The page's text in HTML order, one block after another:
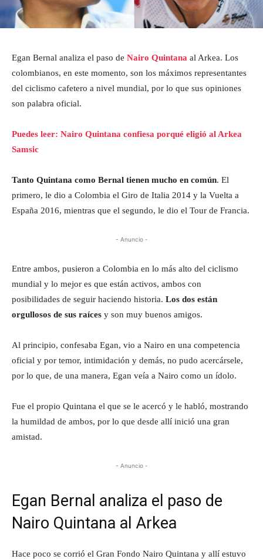
Egan Bernal analiza el paso de Nairo Quintana al Arkea. Los
colombianos, en este momento, son los máximos representantes
del ciclismo cafetero a nivel mundial, por lo que sus opiniones
son palabra oficial.
Puedes leer: Nairo Quintana confiesa porqué eligió al Arkea
Samsic
Tanto Quintana como Bernal tienen mucho en común. El
primero, le dio a Colombia el Giro de Italia 2014 y la Vuelta a
España 2016, mientras que el segundo, le dio el Tour de Francia.
- Anuncio -
Entre ambos, pusieron a Colombia en lo más alto del ciclismo
mundial y lo mejor es que están activos, ambos con
posibilidades de seguir haciendo historia. Los dos están
orgullosos de sus raíces y son muy buenos amigos.
Al principio, confesaba Egan, vio a Nairo en una competencia
oficial y por temor, intimidación y demás, no pudo acercársele,
por lo que, de una manera, Egan veía a Nairo como un ídolo.
Fue el propio Quintana el que se le acercó y le habló, mostrando
la humildad de ambos, por lo que desde allí inició una gran
amistad.
- Anuncio -
Egan Bernal analiza el paso de
Nairo Quintana al Arkea
Hace poco se corrió el Gran Fondo Nairo Quintana y allí estuvo